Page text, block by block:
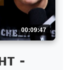
00:09:47
-